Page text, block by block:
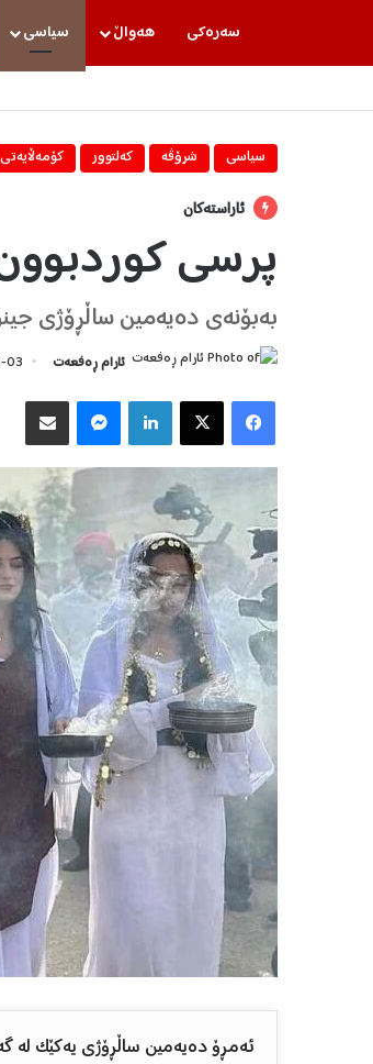
سه‌ره‌كی هه‌واڵ سیاسی
سیاسی شرۆڤه‌ كه‌لتوور كۆمه‌ڵایه‌تی
ئاراستەکان
پرسی
بەبۆنەی دەیەمین ساڵڕۆژی
ئارام ڕەفعەت 03
X